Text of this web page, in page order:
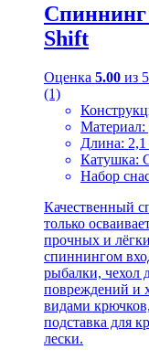
Спиннинг
Shift
Оценка 5.00 из 5
(1)
Материал:
Длина: 2,1
Катушка:
Набор
Качественный
только
прочных и
спиннингом
рыбалки, чехол
повреждений и
видами
подставка для
лески.